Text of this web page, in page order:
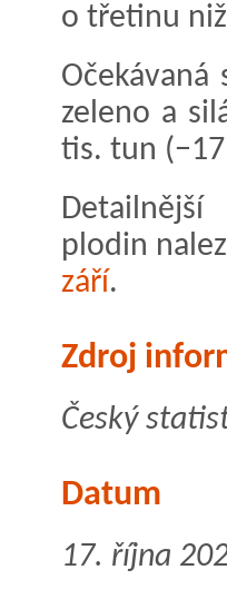
o třetinu
zeleno a
tis. tun
plodin
září.
Zdroj
Český
Datum
17. října